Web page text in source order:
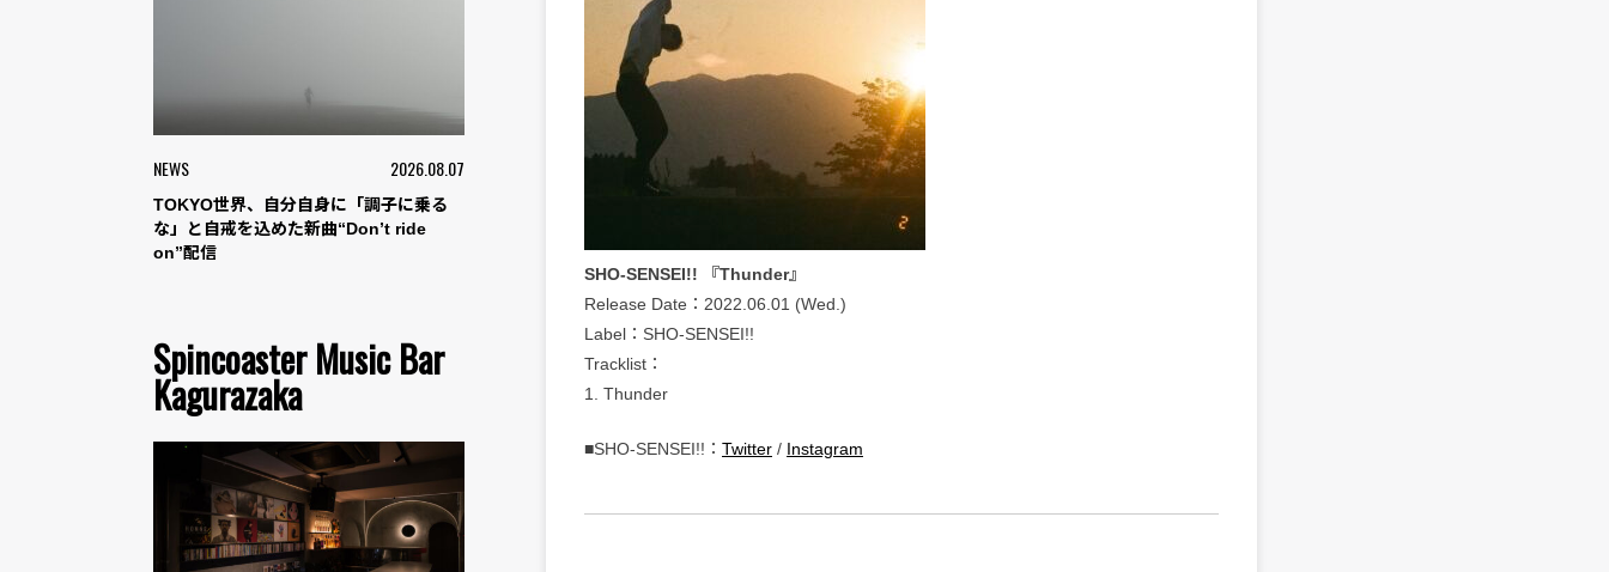
NEWS 2026.08.07
TOKYO世界、自分自身に「調子に乗る
な」と自戒を込めた新曲“Don’t ride
on”配信
Spincoaster Music Bar
Kagurazaka
SHO-SENSEI!! 『Thunder』
Release Date：2022.06.01 (Wed.)
Label：SHO-SENSEI!!
Tracklist：
1. Thunder
■SHO-SENSEI!!： Twitter / Instagram